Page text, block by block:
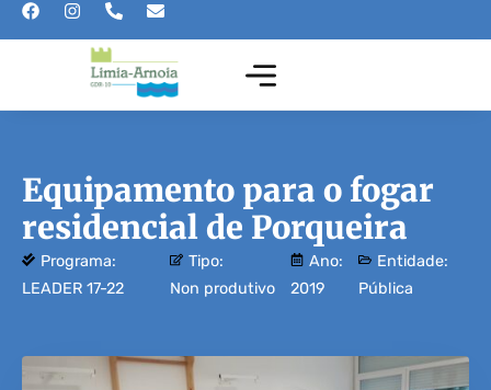
Equipamento para o fogar
residencial de Porqueira
Programa:
LEADER 17-22
Tipo:
Non produtivo
Ano:
2019
Entidade:
Pública